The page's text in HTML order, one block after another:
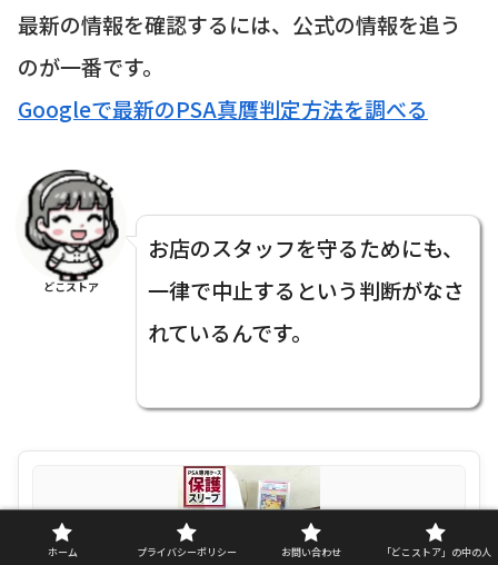
最新の情報を確認するには、公式の情報を追う
のが一番です。
Googleで最新のPSA真贋判定方法を調べる
どこストア
お店のスタッフを守るためにも、
一律で中止するという判断がなさ
れているんです。
ホーム プライバシーポリシー お問い合わせ 「どこストア」の中の人